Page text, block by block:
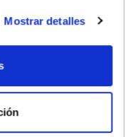
Mostrar detalles
DESDE NACIMIENTO